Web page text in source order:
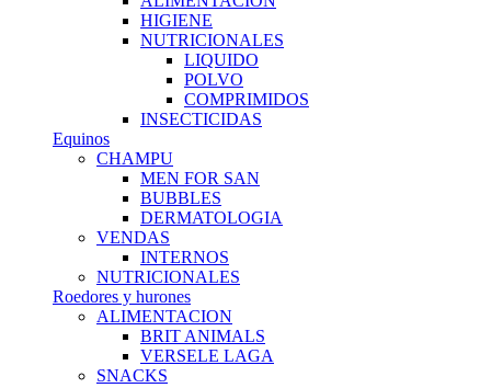
HIGIENE
NUTRICIONALES
LIQUIDO
POLVO
COMPRIMIDOS
INSECTICIDAS
Equinos
CHAMPU
MEN FOR SAN
BUBBLES
DERMATOLOGIA
VENDAS
INTERNOS
NUTRICIONALES
Roedores y hurones
ALIMENTACION
BRIT ANIMALS
VERSELE LAGA
SNACKS